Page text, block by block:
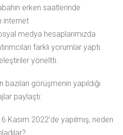
erken saatlerinde
internet
medya hesaplarımızda
farklı yorumlar yaptı.
yöneltti.
görüşmenin yapıldığı
paylaştı:
2022’de yapılmış, neden